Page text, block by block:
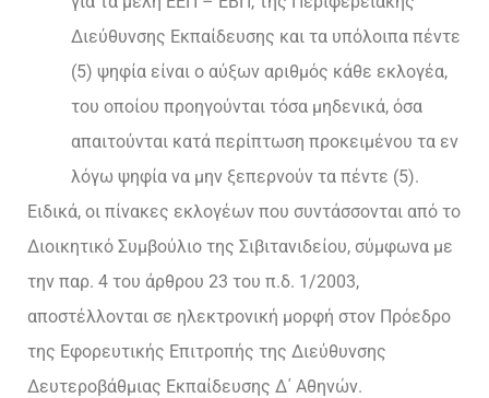
Διεύθυνσης Εκπαίδευσης και τα υπόλοιπα πέντε
(5) ψηφία είναι ο αύξων αριθμός κάθε εκλογέα,
του οποίου προηγούνται τόσα μηδενικά, όσα
απαιτούνται κατά περίπτωση προκειμένου τα εν
λόγω ψηφία να μην ξεπερνούν τα πέντε (5).
Ειδικά, οι πίνακες εκλογέων που συντάσσονται από το
Διοικητικό Συμβούλιο της Σιβιτανιδείου, σύμφωνα με
την παρ. 4 του άρθρου 23 του π.δ. 1/2003,
αποστέλλονται σε ηλεκτρονική μορφή στον Πρόεδρο
της Εφορευτικής Επιτροπής της Διεύθυνσης
Δευτεροβάθμιας Εκπαίδευσης Δ΄ Αθηνών.